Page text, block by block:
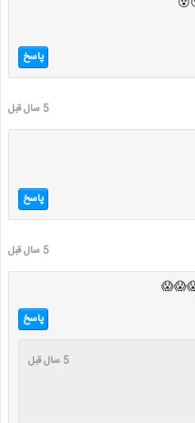
پاسخ
5 سال قبل
پاسخ
5 سال قبل
پاسخ
5 سال قبل